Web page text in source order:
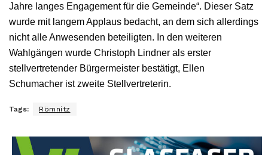
Jahre langes Engagement für die Gemeinde“. Dieser Satz
wurde mit langem Applaus bedacht, an dem sich allerdings
nicht alle Anwesenden beteiligten. In den weiteren
Wahlgängen wurde Christoph Lindner als erster
stellvertretender Bürgermeister bestätigt, Ellen
Schumacher ist zweite Stellvertreterin.
Tags: Römnitz